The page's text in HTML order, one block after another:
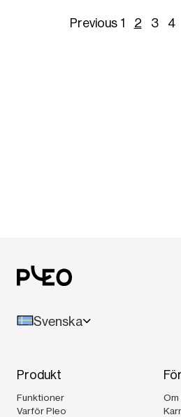
Previous 1 2 3 4
Svenska
Produkt
Funktioner
Varför Pleo
Om